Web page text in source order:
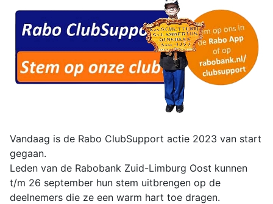
Vandaag is de Rabo ClubSupport actie 2023 van start
gegaan.
Leden van de Rabobank Zuid-Limburg Oost kunnen
t/m 26 september hun stem uitbrengen op de
deelnemers die ze een warm hart toe dragen.